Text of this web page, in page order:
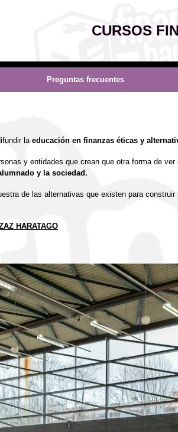
CURSOS
Preguntas frecuentes
la educación en finanzas éticas y
y entidades que crean que otra forma de
y la sociedad.
de las alternativas que existen para
HARATAGO